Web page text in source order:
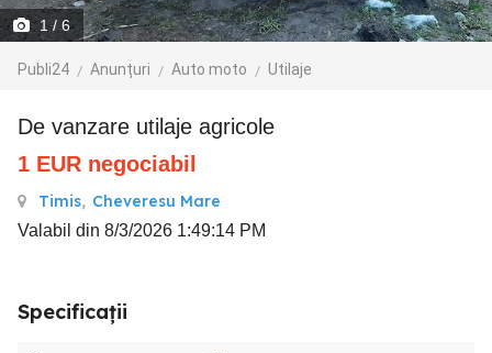
1 / 6
Publi24 Anunțuri Auto moto Utilaje
De vanzare utilaje agricole
1 EUR negociabil
Timis, Cheveresu Mare
Valabil din 8/3/2026 1:49:14 PM
Specificații